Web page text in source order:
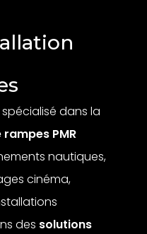
dans la
PMR
nautiques,
cinéma,
des solutions